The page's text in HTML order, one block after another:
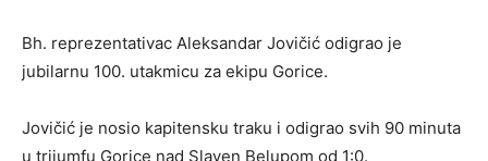
Bh. reprezentativac Aleksandar Jovičić odigrao je
jubilarnu 100. utakmicu za ekipu Gorice.
Jovičić je nosio kapitensku traku i odigrao svih 90 minuta
u trijumfu Gorice nad Slaven Belupom od 1:0.